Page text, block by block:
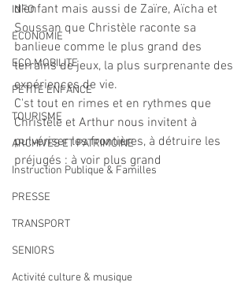
INFO
ECONOMIE
ECO MOBILITE
PETITE ENFANCE
TOURISME
ARCHIVES ET PATRIMOINE
Instruction Publique & Familles
PRESSE
TRANSPORT
SENIORS
Activité culture & musique
d'enfant mais aussi de Zaïre, Aïcha et
Soussan que Christèle raconte sa
banlieue comme le plus grand des
terrains de jeux, la plus surprenante des
expériences de vie.
C'st tout en rimes et en rythmes que
Christèle et Arthur nous invitent à
pulvériser les frontières, à détruire les
préjugés : à voir plus grand